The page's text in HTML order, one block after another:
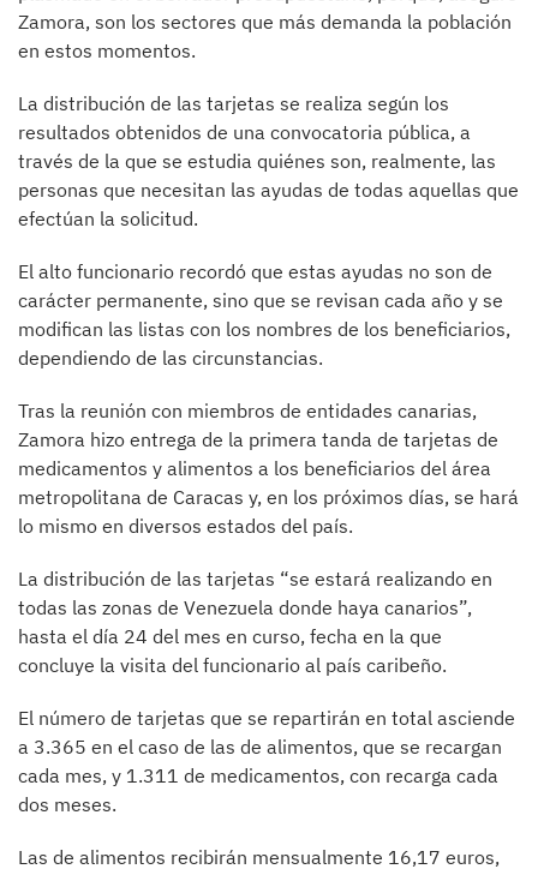
Zamora, son los sectores que más demanda la población
en estos momentos.
La distribución de las tarjetas se realiza según los
resultados obtenidos de una convocatoria pública, a
través de la que se estudia quiénes son, realmente, las
personas que necesitan las ayudas de todas aquellas que
efectúan la solicitud.
El alto funcionario recordó que estas ayudas no son de
carácter permanente, sino que se revisan cada año y se
modifican las listas con los nombres de los beneficiarios,
dependiendo de las circunstancias.
Tras la reunión con miembros de entidades canarias,
Zamora hizo entrega de la primera tanda de tarjetas de
medicamentos y alimentos a los beneficiarios del área
metropolitana de Caracas y, en los próximos días, se hará
lo mismo en diversos estados del país.
La distribución de las tarjetas “se estará realizando en
todas las zonas de Venezuela donde haya canarios”,
hasta el día 24 del mes en curso, fecha en la que
concluye la visita del funcionario al país caribeño.
El número de tarjetas que se repartirán en total asciende
a 3.365 en el caso de las de alimentos, que se recargan
cada mes, y 1.311 de medicamentos, con recarga cada
dos meses.
Las de alimentos recibirán mensualmente 16,17 euros,